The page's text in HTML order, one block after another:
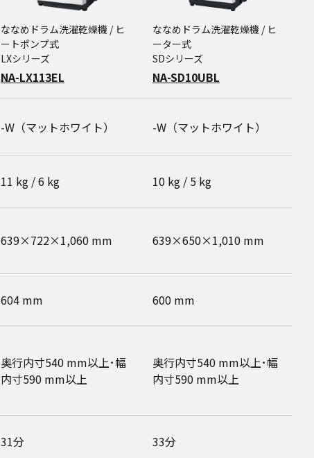
ななめドラム洗濯乾燥機 / ヒ
ートポンプ式
LXシリーズ
NA-LX113EL
ななめドラム洗濯乾燥機 / ヒ
ーター式
SDシリーズ
NA-SD10UBL
-W（マットホワイト） -W（マットホワイト）
11 kg / 6 kg 10 kg / 5 kg
639×722×1,060 mm 639×650×1,010 mm
604 mm 600 mm
奥行内寸540 mm以上･幅
内寸590 mm以上
奥行内寸540 mm以上･幅
内寸590 mm以上
31分 33分